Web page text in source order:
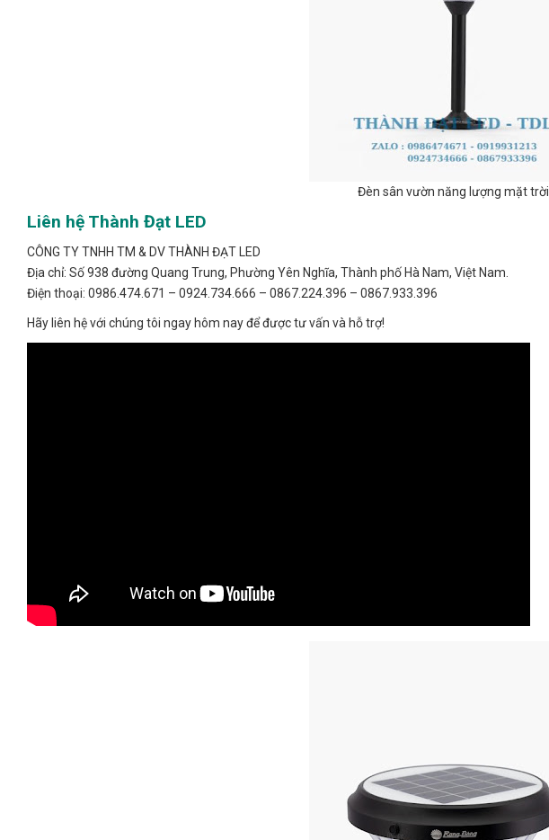
Đèn sân vườn năng lượng mặt trời
Liên hệ Thành Đạt LED
CÔNG TY TNHH TM & DV THÀNH ĐẠT LED
Địa chỉ: Số 938 đường Quang Trung, Phường Yên Nghĩa, Thành phố Hà Nam, Việt Nam.
Điện thoại: 0986.474.671 – 0924.734.666 – 0867.224.396 – 0867.933.396
Hãy liên hệ với chúng tôi ngay hôm nay để được tư vấn và hỗ trợ!